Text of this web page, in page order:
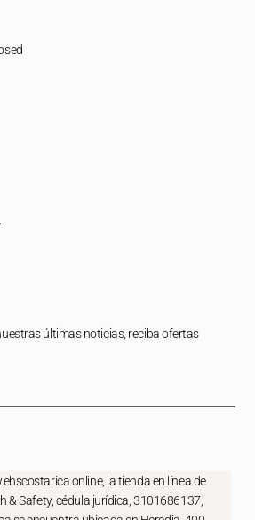
últimas noticias, reciba ofertas
la tienda en línea de
& Safety, cédula jurídica, 3101686137,